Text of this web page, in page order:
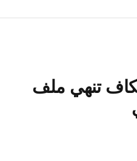
تنهي ملف